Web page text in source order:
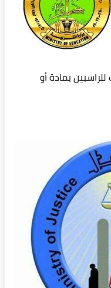
بمادة أو